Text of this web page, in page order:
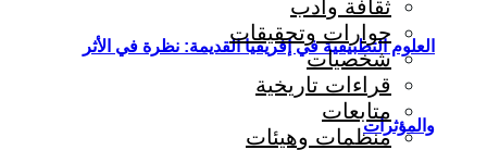
العلوم التطبيقية في إفريقيا القديمة: نظرة في الأثر
والمؤثرات
ثقافة وأدب
حوارات وتحقيقات
شخصيات
قراءات تاريخية
متابعات
منظمات وهيئات